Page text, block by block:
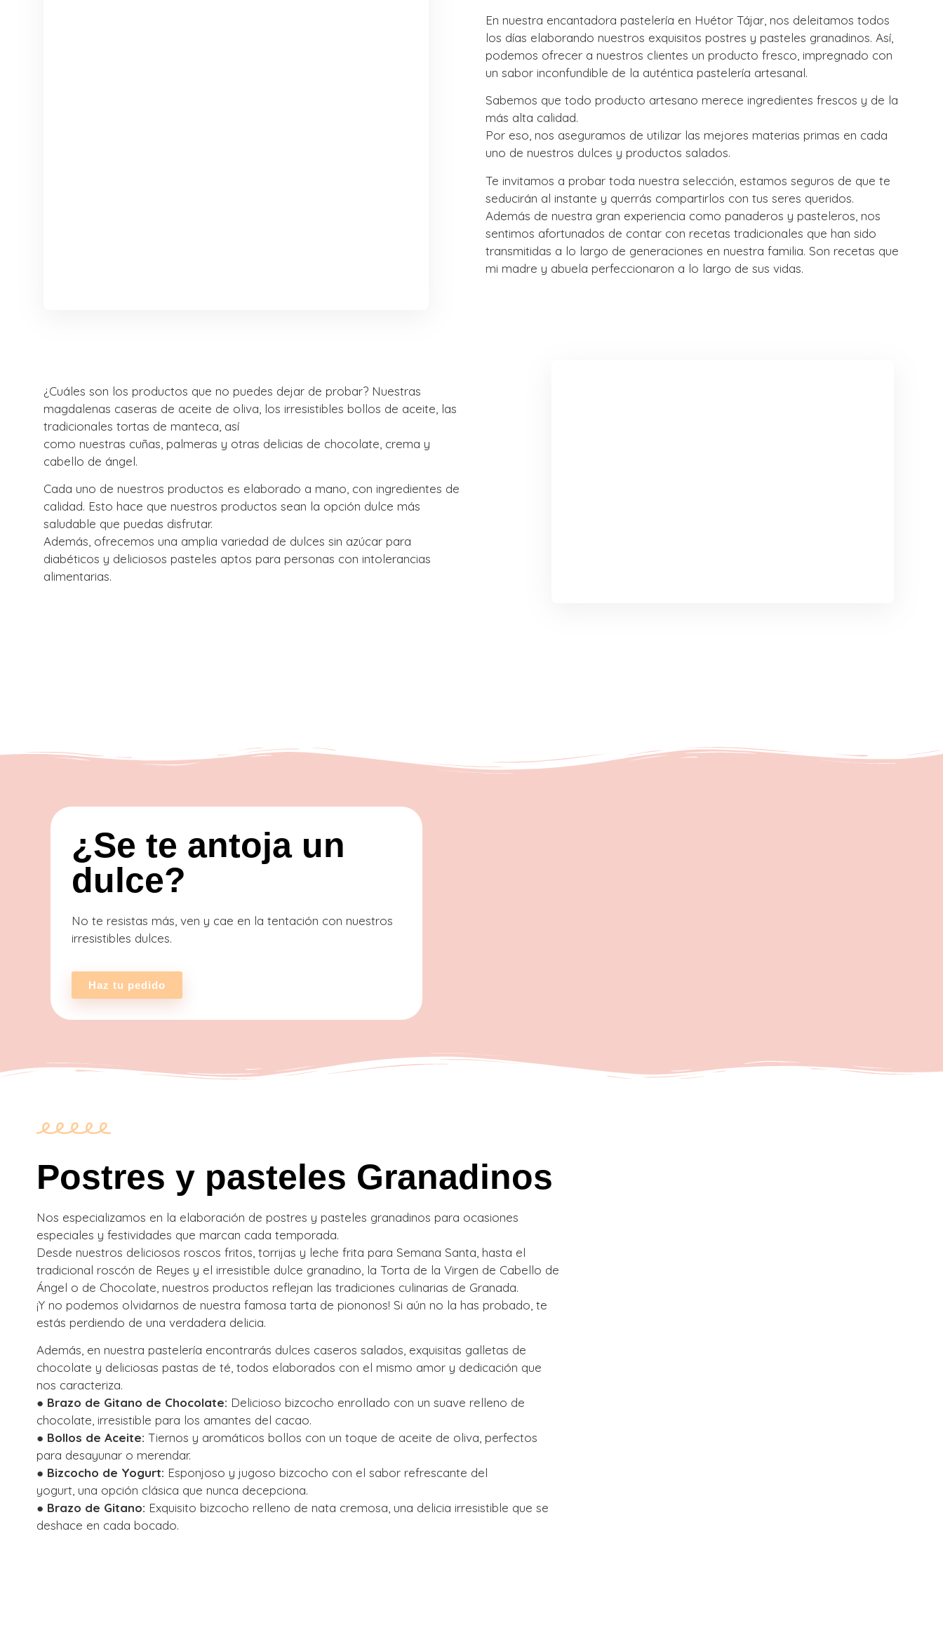
En nuestra encantadora pastelería en Huétor Tájar, nos deleitamos todos
los días elaborando nuestros exquisitos postres y pasteles granadinos. Así,
podemos ofrecer a nuestros clientes un producto fresco, impregnado con
un sabor inconfundible de la auténtica pastelería artesanal.
Sabemos que todo producto artesano merece ingredientes frescos y de la
más alta calidad.
Por eso, nos aseguramos de utilizar las mejores materias primas en cada
uno de nuestros dulces y productos salados.
Te invitamos a probar toda nuestra selección, estamos seguros de que te
seducirán al instante y querrás compartirlos con tus seres queridos.
Además de nuestra gran experiencia como panaderos y pasteleros, nos
sentimos afortunados de contar con recetas tradicionales que han sido
transmitidas a lo largo de generaciones en nuestra familia. Son recetas que
mi madre y abuela perfeccionaron a lo largo de sus vidas.
¿Cuáles son los productos que no puedes dejar de probar? Nuestras
magdalenas caseras de aceite de oliva, los irresistibles bollos de aceite, las
tradicionales tortas de manteca, así
como nuestras cuñas, palmeras y otras delicias de chocolate, crema y
cabello de ángel.
Cada uno de nuestros productos es elaborado a mano, con ingredientes de
calidad. Esto hace que nuestros productos sean la opción dulce más
saludable que puedas disfrutar.
Además, ofrecemos una amplia variedad de dulces sin azúcar para
diabéticos y deliciosos pasteles aptos para personas con intolerancias
alimentarias.
¿Se te antoja un
dulce?
No te resistas más, ven y cae en la tentación con nuestros
irresistibles dulces.
Haz tu pedido
Postres y pasteles Granadinos
Nos especializamos en la elaboración de postres y pasteles granadinos para ocasiones
especiales y festividades que marcan cada temporada.
Desde nuestros deliciosos roscos fritos, torrijas y leche frita para Semana Santa, hasta el
tradicional roscón de Reyes y el irresistible dulce granadino, la Torta de la Virgen de Cabello de
Ángel o de Chocolate, nuestros productos reflejan las tradiciones culinarias de Granada.
¡Y no podemos olvidarnos de nuestra famosa tarta de piononos! Si aún no la has probado, te
estás perdiendo de una verdadera delicia.
Además, en nuestra pastelería encontrarás dulces caseros salados, exquisitas galletas de
chocolate y deliciosas pastas de té, todos elaborados con el mismo amor y dedicación que
nos caracteriza.
● Brazo de Gitano de Chocolate: Delicioso bizcocho enrollado con un suave relleno de
chocolate, irresistible para los amantes del cacao.
● Bollos de Aceite: Tiernos y aromáticos bollos con un toque de aceite de oliva, perfectos
para desayunar o merendar.
● Bizcocho de Yogurt: Esponjoso y jugoso bizcocho con el sabor refrescante del
yogurt, una opción clásica que nunca decepciona.
● Brazo de Gitano: Exquisito bizcocho relleno de nata cremosa, una delicia irresistible que se
deshace en cada bocado.